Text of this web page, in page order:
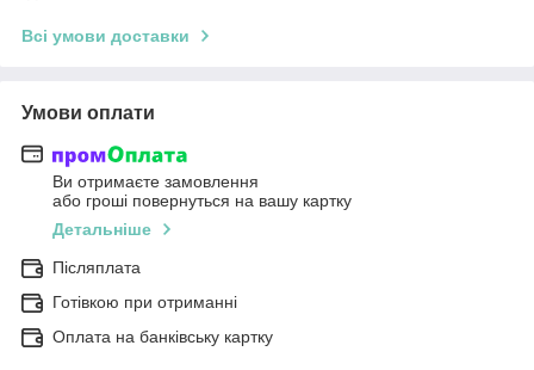
Всі умови доставки
Умови оплати
Ви отримаєте замовлення
або гроші повернуться на вашу картку
Детальніше
Післяплата
Готівкою при отриманні
Оплата на банківську картку